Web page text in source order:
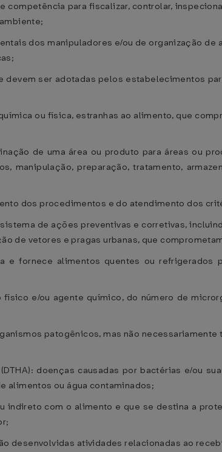
para fiscalizar, controlar,
dos manipuladores e/ou de organização
devem ser adotadas pelos estabelecimentos
ou física, estranhas ao alimento, que
de uma área ou produto para áreas ou
manipulação, preparação, tratamento,
dos procedimentos e do atendimento dos
de ações preventivas e corretivas,
de vetores e pragas urbanas, que
e fornece alimentos quentes ou refrigerados
e/ou agente químico, do número de
patogênicos, mas não
doenças causadas por bactérias e/ou
alimentos ou água contaminados;
indireto com o alimento e que se destina a
desenvolvidas atividades relacionadas ao